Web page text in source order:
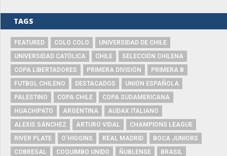
TAGS
FEATURED COLO COLO
UNIVERSIDAD DE CHILE
UNIVERSIDAD CATÓLICA
CHILE
SELECCIÓN CHILENA
COPA LIBERTADORES
PRIMERA DIVISIÓN
PRIMERA B
FUTBOL CHILENO
DESTACADOS
UNIÓN ESPAÑOLA
PALESTINO
COPA CHILE
COPA SUDAMERICANA
HUACHIPATO
ARGENTINA
AUDAX ITALIANO
ALEXIS SÁNCHEZ
ARTURO VIDAL
CHAMPIONS LEAGUE
RIVER PLATE
O'HIGGINS REAL MADRID
BOCA JUNIORS
COBRESAL
COQUIMBO UNIDO ÑUBLENSE
BRASIL